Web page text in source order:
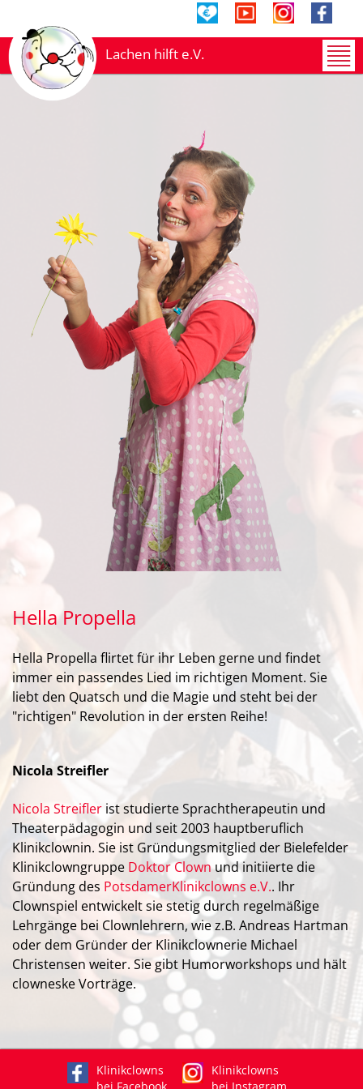
Lachen hilft e.V.
Hella Propella
Hella Propella flirtet für ihr Leben gerne und findet
immer ein passendes Lied im richtigen Moment. Sie
liebt den Quatsch und die Magie und steht bei der
"richtigen" Revolution in der ersten Reihe!
Nicola Streifler
Nicola Streifler ist studierte Sprachtherapeutin und
Theaterpädagogin und seit 2003 hauptberuflich
Klinikclownin. Sie ist Gründungsmitglied der Bielefelder
Klinikclowngruppe Doktor Clownund initiierte die
Gründung des PotsdamerKlinikclowns e.V.. Ihr
Clownspiel entwickelt sie stetig durch regelmäßige
Lehrgänge bei Clownlehrern, wie z.B. Andreas Hartman
oder dem Gründer der Klinikclownerie Michael
Christensen weiter. Sie gibt Humorworkshops und hält
clowneske Vorträge.
Klinikclowns
Klinikclowns